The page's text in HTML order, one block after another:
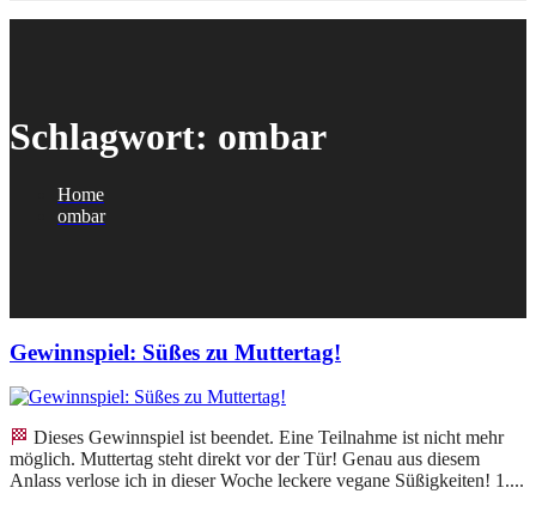
Schlagwort: ombar
Home
ombar
Gewinnspiel: Süßes zu Muttertag!
🏁 Dieses Gewinnspiel ist beendet. Eine Teilnahme ist nicht mehr
möglich. Muttertag steht direkt vor der Tür! Genau aus diesem
Anlass verlose ich in dieser Woche leckere vegane Süßigkeiten! 1....